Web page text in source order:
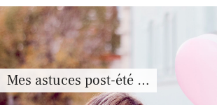
Mes astuces post-été …